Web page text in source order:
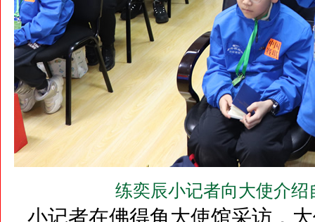
练奕辰小记者向大使介
小记者在佛得角大使馆采访，